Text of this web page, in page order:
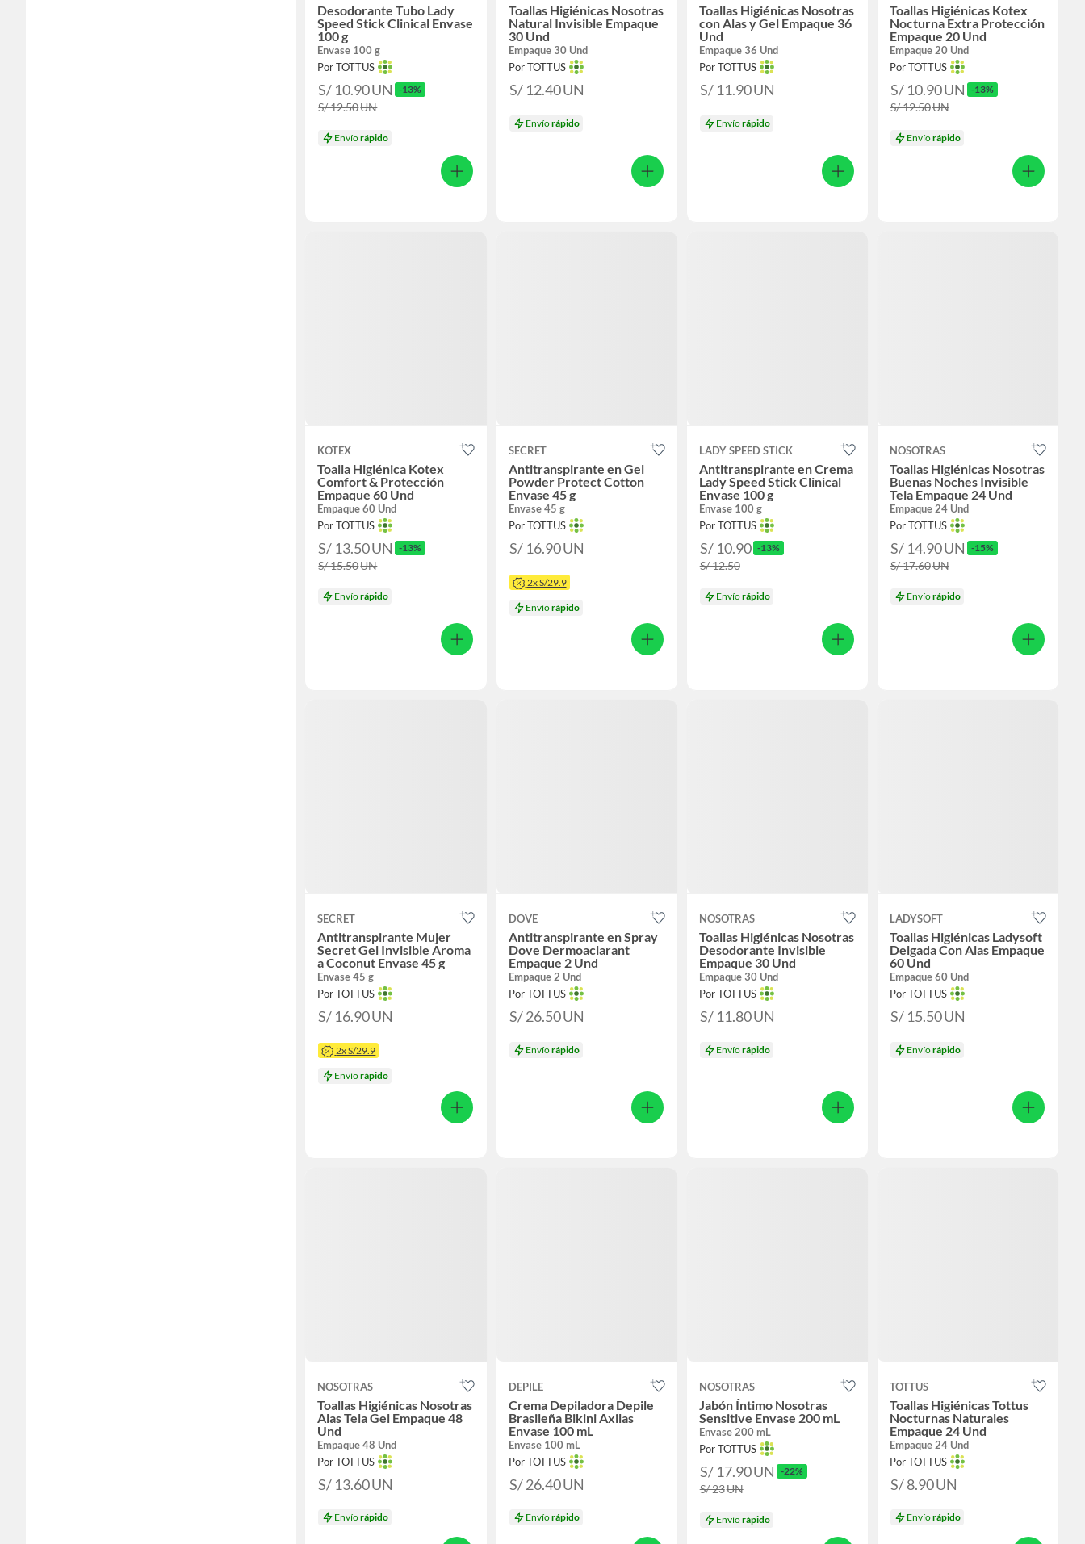
Desodorante Tubo Lady
Speed Stick Clinical Envase
100 g
Envase 100 g
Por TOTTUS
S/ 10.90UN -13%
S/ 12.50UN
Envíorápido
Toallas Higiénicas Nosotras
Natural Invisible Empaque
30 Und
Empaque 30 Und
Por TOTTUS
S/ 12.40UN
Envíorápido
Toallas Higiénicas Nosotras
con Alas y Gel Empaque 36
Und
Empaque 36 Und
Por TOTTUS
S/ 11.90UN
Envíorápido
Toallas Higiénicas Kotex
Nocturna Extra Protección
Empaque 20 Und
Empaque 20 Und
Por TOTTUS
S/ 10.90UN -13%
S/ 12.50UN
Envíorápido
KOTEX
Toalla Higiénica Kotex
Comfort & Protección
Empaque 60 Und
Empaque 60 Und
Por TOTTUS
S/ 13.50UN -13%
S/ 15.50UN
Envíorápido
SECRET
Antitranspirante en Gel
Powder Protect Cotton
Envase 45 g
Envase 45 g
Por TOTTUS
S/ 16.90UN
2x S/29.9
Envíorápido
LADY SPEED STICK
Antitranspirante en Crema
Lady Speed Stick Clinical
Envase 100 g
Envase 100 g
Por TOTTUS
S/ 10.90 -13%
S/ 12.50
Envíorápido
NOSOTRAS
Toallas Higiénicas Nosotras
Buenas Noches Invisible
Tela Empaque 24 Und
Empaque 24 Und
Por TOTTUS
S/ 14.90UN -15%
S/ 17.60UN
Envíorápido
SECRET
Antitranspirante Mujer
Secret Gel Invisible Aroma
a Coconut Envase 45 g
Envase 45 g
Por TOTTUS
S/ 16.90UN
2x S/29.9
Envíorápido
DOVE
Antitranspirante en Spray
Dove Dermoaclarant
Empaque 2 Und
Empaque 2 Und
Por TOTTUS
S/ 26.50UN
Envíorápido
NOSOTRAS
Toallas Higiénicas Nosotras
Desodorante Invisible
Empaque 30 Und
Empaque 30 Und
Por TOTTUS
S/ 11.80UN
Envíorápido
LADYSOFT
Toallas Higiénicas Ladysoft
Delgada Con Alas Empaque
60 Und
Empaque 60 Und
Por TOTTUS
S/ 15.50UN
Envíorápido
NOSOTRAS
Toallas Higiénicas Nosotras
Alas Tela Gel Empaque 48
Und
Empaque 48 Und
Por TOTTUS
S/ 13.60UN
Envíorápido
DEPILE
Crema Depiladora Depile
Brasileña Bikini Axilas
Envase 100 mL
Envase 100 mL
Por TOTTUS
S/ 26.40UN
Envíorápido
NOSOTRAS
Jabón Íntimo Nosotras
Sensitive Envase 200 mL
Envase 200 mL
Por TOTTUS
S/ 17.90UN -22%
S/ 23UN
Envíorápido
TOTTUS
Toallas Higiénicas Tottus
Nocturnas Naturales
Empaque 24 Und
Empaque 24 Und
Por TOTTUS
S/ 8.90UN
Envíorápido